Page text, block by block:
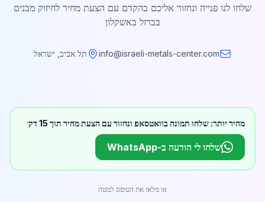
שלחו לנו פנייה ונחזור אליכם בהקדם עם הצעת מחיר לחיזוק מבנים
בברזל באשקלון
info@israeli-metals-center.com תל אביב, ישראל
מהיר יותר: שלחו תמונה בוואטסאפ ונחזור עם הצעת מחיר תוך 15 דק׳
שלחו לי הודעה ב-WhatsApp
או מלאו את הטופס למטה